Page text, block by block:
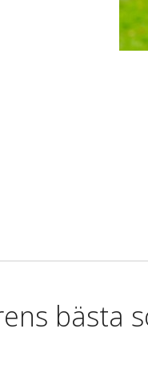
bästa